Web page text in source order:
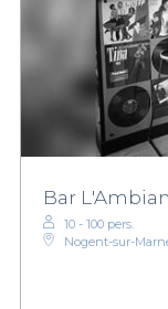
Bar
10 - 100 pers.
Nogent-sur-